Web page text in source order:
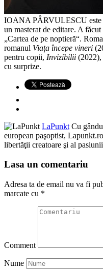
IOANA PÂRVULESCU este
un masterat de editare. A
„Cartea de pe noptieră“.
romanul Viața începe vineri
pentru copii, Invizibilii (2022),
cu surprize.
LaPunkt Cu
european paşoptist,
libertăţii creatoare şi al
Lasa un comentariu
Adresa ta de email nu va fi
marcate cu *
Comment
Nume